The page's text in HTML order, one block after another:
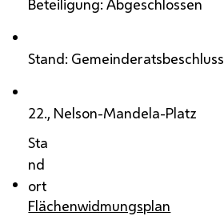
Stand: Gemeinderatsbeschluss
22., Nelson-Mandela-Platz
Sta
nd
ort
Flächenwidmungsplan